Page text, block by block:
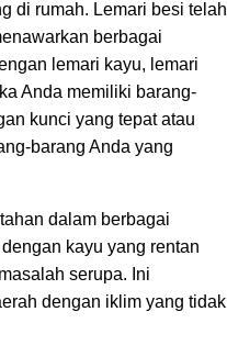
di rumah. Lemari besi telah
berbagai
lemari kayu, lemari
Anda memiliki barang-
kunci yang tepat atau
barang Anda yang
dalam berbagai
kayu yang rentan
serupa. Ini
dengan iklim yang tidak